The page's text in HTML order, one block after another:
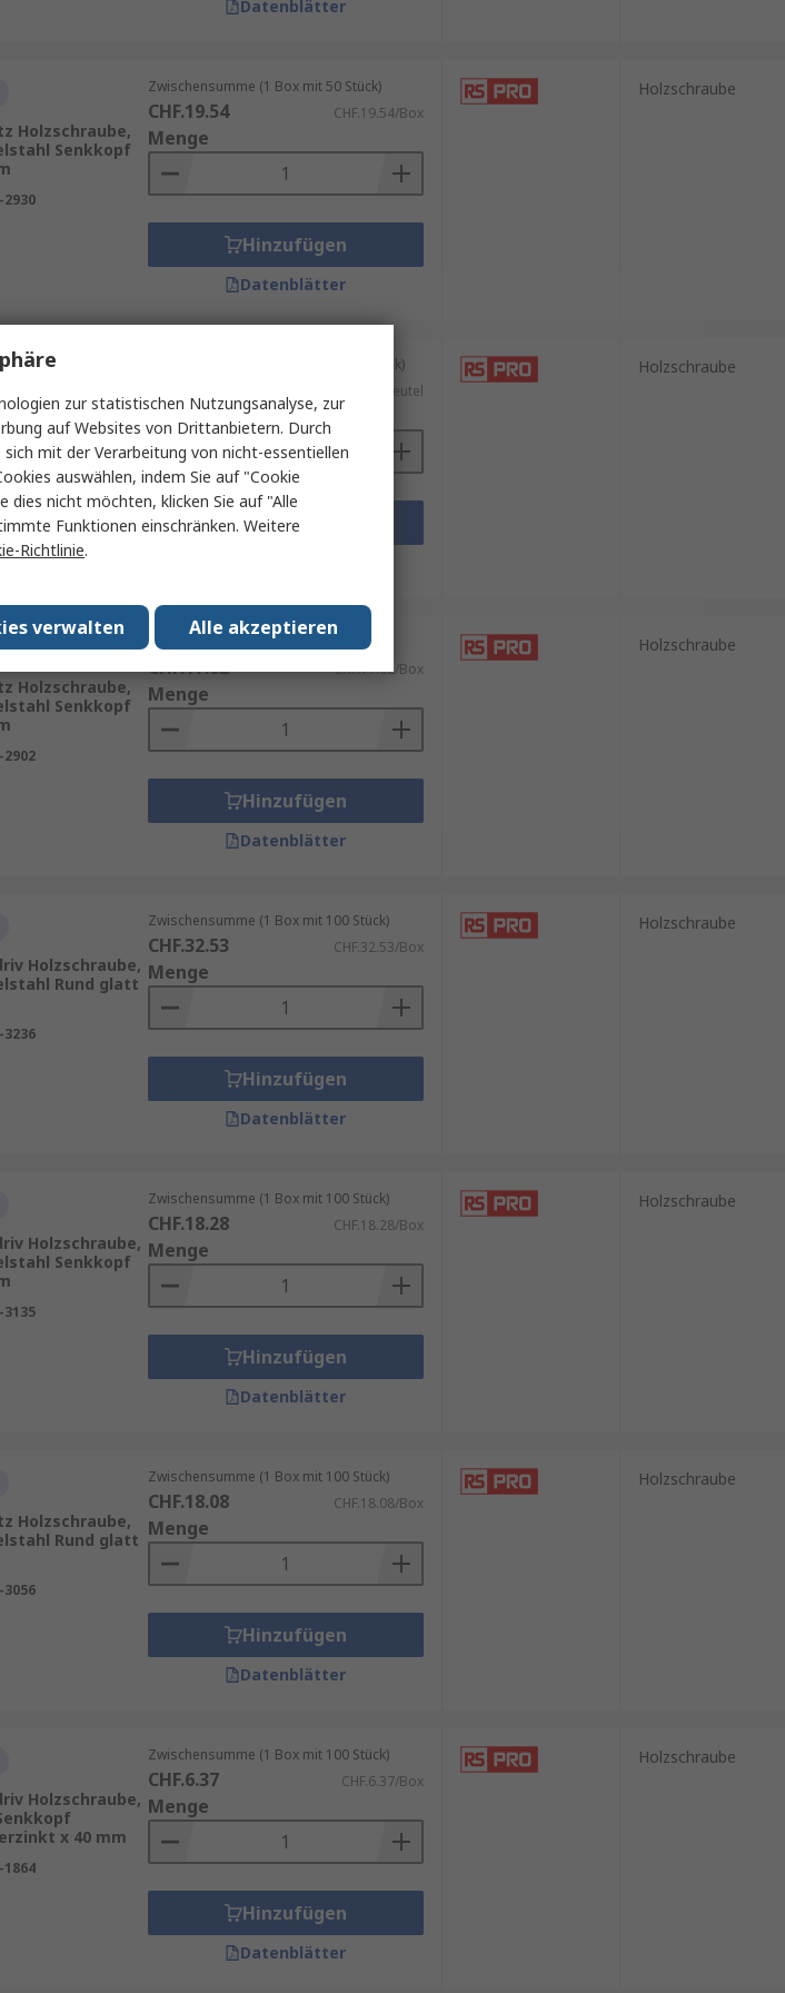
Datenblätter
Holzschraube,
Senkkopf
2930
Zwischensumme (1 Box mit 50 Stück)
CHF.19.54 CHF.19.54/Box
Menge
Hinzufügen
Datenblätter
Holzschraube
Holzschraube,
Senkkopf x
3507
Zwischensumme (1 Beutel mit 100 Stück)
CHF.5.50/Beutel
Menge
Hinzufügen
Holzschraube
Holzschraube,
Senkkopf
2902
Zwischensumme (1 Box mit 50 Stück)
CHF.17.02 CHF.17.02/Box
Menge
Hinzufügen
Datenblätter
Holzschraube
Holzschraube,
Rund glatt
3236
Zwischensumme (1 Box mit 100 Stück)
CHF.32.53 CHF.32.53/Box
Menge
Hinzufügen
Datenblätter
Holzschraube
Holzschraube,
Senkkopf
3135
Zwischensumme (1 Box mit 100 Stück)
CHF.18.28 CHF.18.28/Box
Menge
Hinzufügen
Datenblätter
Holzschraube
Holzschraube,
Rund glatt
3056
Zwischensumme (1 Box mit 100 Stück)
CHF.18.08 CHF.18.08/Box
Menge
Hinzufügen
Datenblätter
Holzschraube
Holzschraube,
x 40 mm
1864
Zwischensumme (1 Box mit 100 Stück)
CHF.6.37 CHF.6.37/Box
Menge
Hinzufügen
Datenblätter
Holzschraube
zur statistischen Nutzungsanalyse, zur
auf Websites von Drittanbietern. Durch
mit der Verarbeitung von nicht-essentiellen
auswählen, indem Sie auf "Cookie
dies nicht möchten, klicken Sie auf "Alle
Funktionen einschränken. Weitere
Richtlinie.
Alle akzeptieren
verwalten